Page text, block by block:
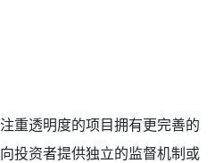
重透明度的项目拥有更完善的
投资者提供独立的监督机制或